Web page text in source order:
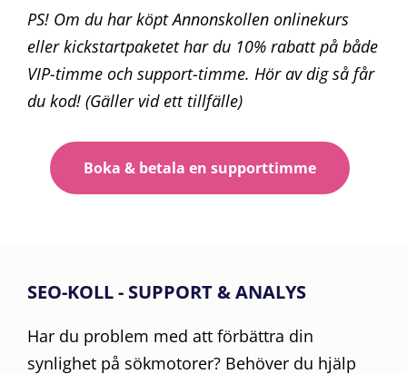
PS! Om du har köpt Annonskollen onlinekurs
eller kickstartpaketet har du 10% rabatt på både
VIP-timme och support-timme. Hör av dig så får
du kod! (Gäller vid ett tillfälle)
Boka & betala en supporttimme
SEO-KOLL - SUPPORT & ANALYS
Har du problem med att förbättra din
synlighet på sökmotorer? Behöver du hjälp